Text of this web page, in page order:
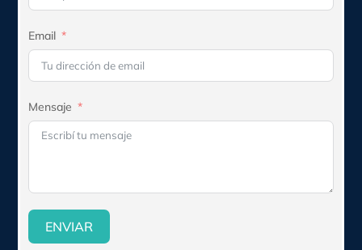
Email
Mensaje
ENVIAR